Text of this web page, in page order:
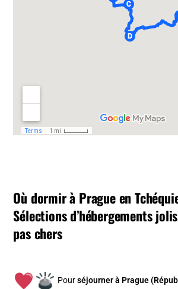
Où dormir à Prague en
Sélections d’hébergements
pas chers
Pourséjourner à Prague